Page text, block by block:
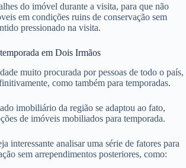
do imóvel durante a visita, para que não
em condições ruins de conservação sem
pressionado na visita.
em Dois Irmãos
muito procurada por pessoas de todo o país,
como também para temporadas.
imobiliário da região se adaptou ao fato,
de imóveis mobiliados para temporada.
interessante analisar uma série de fatores para
sem arrependimentos posteriores, como: